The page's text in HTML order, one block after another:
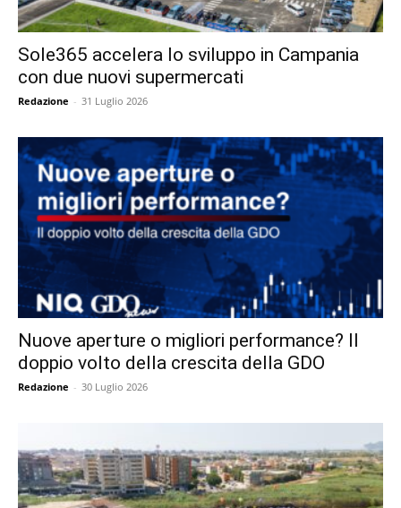
Sole365 accelera lo sviluppo in Campania
con due nuovi supermercati
Redazione - 31 Luglio 2026
Nuove aperture o migliori performance? Il
doppio volto della crescita della GDO
Redazione - 30 Luglio 2026